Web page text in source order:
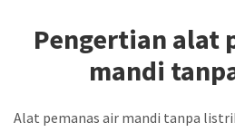
Pengertian alat
mandi
Alat pemanas air mandi tanpa